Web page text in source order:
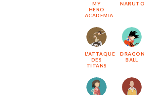
MY
HERO
ACADEMIA
NARUTO
L'ATTAQUE
DES
TITANS
DRAGON
BALL